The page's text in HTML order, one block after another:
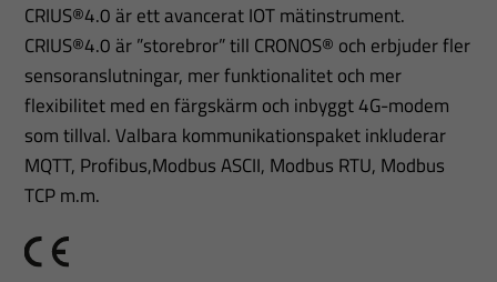
CRIUS®4.0 är ett avancerat IOT mätinstrument.
CRIUS®4.0 är ”storebror” till CRONOS® och erbjuder fler
sensoranslutningar, mer funktionalitet och mer
flexibilitet med en färgskärm och inbyggt 4G-modem
som tillval. Valbara kommunikationspaket inkluderar
MQTT, Profibus,Modbus ASCII, Modbus RTU, Modbus
TCP m.m.
CE